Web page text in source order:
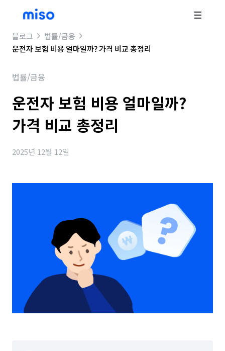
블로그
법률/금융
운전자 보험 비용 얼마일까? 가격 비교 총정리
법률/금융
운전자 보험 비용 얼마일까?
가격 비교 총정리
2025년 12월 12일